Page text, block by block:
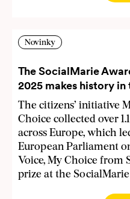
Novinky
The SocialMarie
2025 makes history
The citizens’ initiative
Choice collected over
across Europe, which
European Parliament
Voice, My Choice from
prize at the SocialMarie